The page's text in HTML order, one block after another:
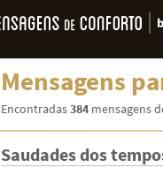
Mensagens
Encontradas384mensagens
Saudades dos